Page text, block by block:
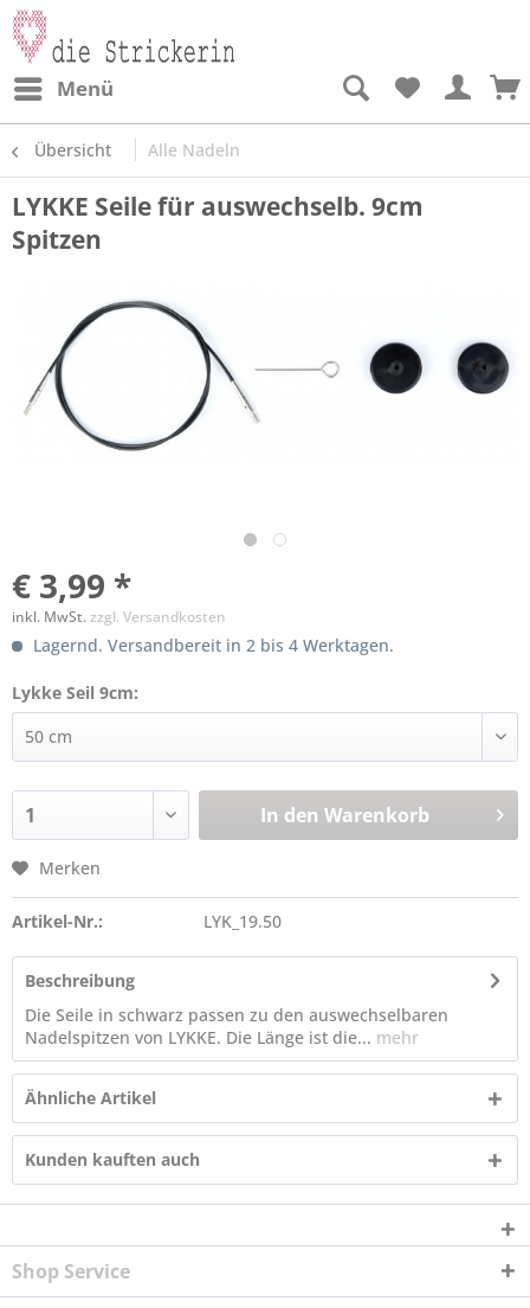
Menü
Übersicht Alle Nadeln
LYKKE Seile für auswechselb. 9cm
Spitzen
€ 3,99 *
inkl. MwSt.zzgl. Versandkosten
Lagernd. Versandbereit in 2 bis 4 Werktagen.
Lykke Seil 9cm:
In den Warenkorb
Merken
Artikel-Nr.: LYK_19.50
Beschreibung
Die Seile in schwarz passen zu den auswechselbaren
Nadelspitzen von LYKKE. Die Länge ist die... mehr
Ähnliche Artikel
Kunden kauften auch
Shop Service